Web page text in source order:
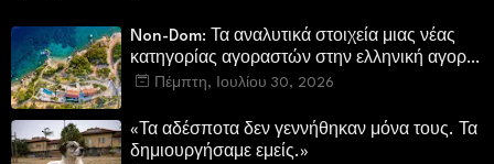
Non-Dom: Τα αναλυτικά στοιχεία μιας νέας
κατηγορίας αγοραστών στην ελληνική αγορά
πολυτελών κατοικιών
Πέμπτη, Ιουλίου 30, 2026
«Τα αδέσποτα δεν γεννήθηκαν μόνα τους. Τα
δημιουργήσαμε εμείς.»